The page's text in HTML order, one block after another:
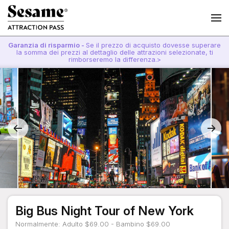
Garanzia di risparmio - Se il prezzo di acquisto dovesse superare
la somma dei prezzi al dettaglio delle attrazioni selezionate, ti
rimborseremo la differenza.>
Big Bus Night Tour of New York
Normalmente: Adulto $69.00 - Bambino $69.00